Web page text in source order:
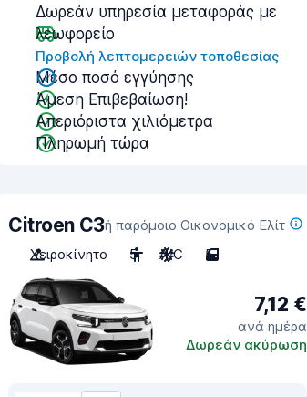
Δωρεάν υπηρεσία μεταφοράς με
λεωφορείο
Προβολή λεπτομερειών τοποθεσίας
Μέσο ποσό εγγύησης
Άμεση Επιβεβαίωση!
Απεριόριστα χιλιόμετρα
Πληρωμή τώρα
Citroen C3ή παρόμοιο Οικονομικό Ελίτ
Χειροκίνητο
5 A/C 5
7,12 €
ανά ημέρα
Δωρεάν ακύρωση